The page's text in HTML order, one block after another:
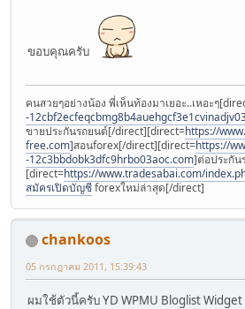
ขอบคุณครับ
คนสวยๆอย่างน้อง พี่เห็นท้องมาเยอะ..เหอะๆ
-
ขายประกันรถยนต์[/direct][direct=https://
free.com]สอนforex[/direct][direct=https://
-12c3bbdobk3dfc9hrbo03aoc.com]ต่อประกัน
[direct=https://www.tradesabai.com/
สมัครเปิดบัญชีforexใหม่ล่าสุด[/direct]
chankoos
05 กรกฎาคม 2011, 15:39:43
ผมใช้ตัวนี้ครับ YD WPMU Bloglist